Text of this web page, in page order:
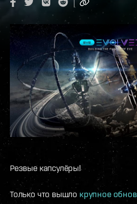
Резвые капсулёры!
Только что вышло крупное